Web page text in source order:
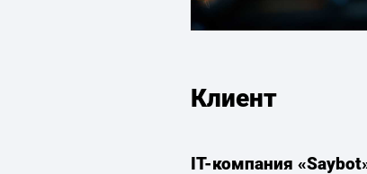
Клиент
IT-компания